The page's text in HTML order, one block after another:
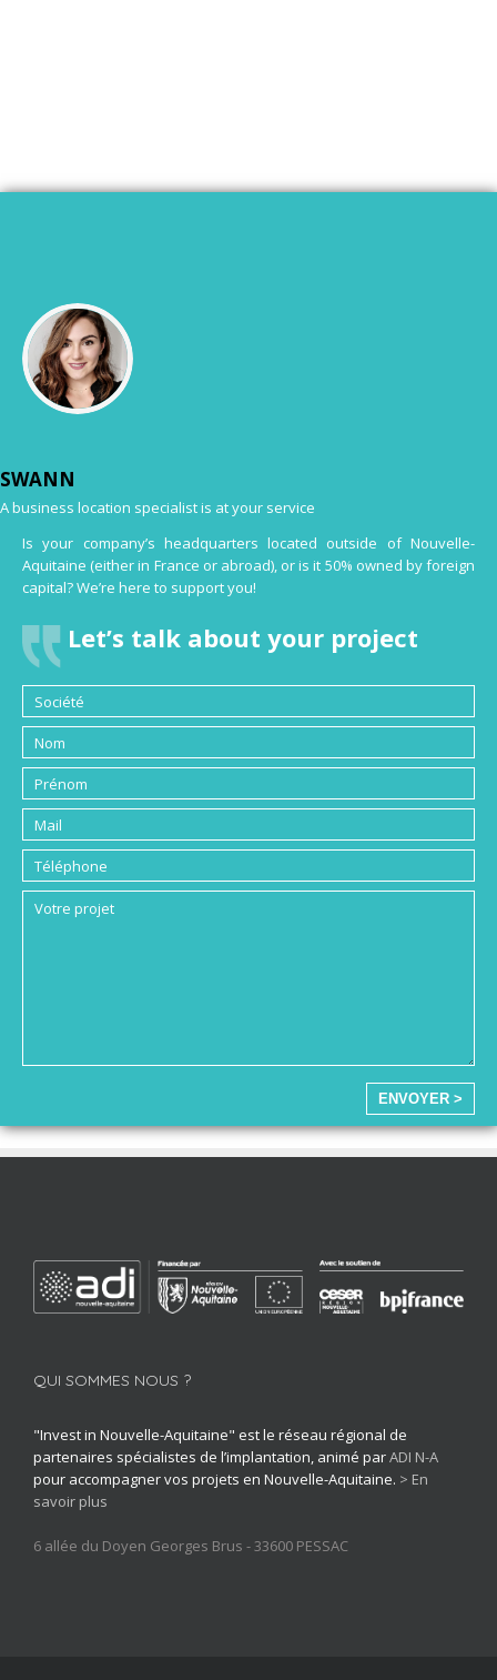
SWANN
A business location specialist is at your service
Is your company’s headquarters located outside of Nouvelle-
Aquitaine (either in France or abroad), or is it 50% owned by foreign
capital? We’re here to support you!
Let’s talk about your project
ENVOYER >
QUI SOMMES NOUS ?
"Invest in Nouvelle-Aquitaine" est le réseau régional de
partenaires spécialistes de l’implantation, animé parADI N-A
pour accompagner vos projets en Nouvelle-Aquitaine. > En
savoir plus
6 allée du Doyen Georges Brus - 33600 PESSAC